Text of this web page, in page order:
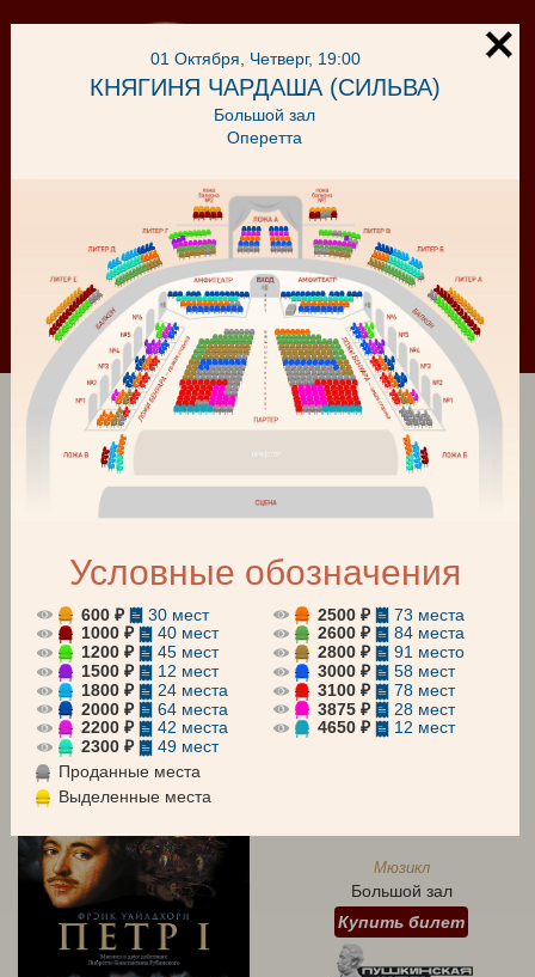
Корзина
АБОНЕМЕНТЫ Оперетта Мюзикл
Для детей Концерт
август 2026 сентябрь 2026 октябрь 2026
Мюзикл
Большой зал
Купить билет
01 Октября, Четверг, 19:00
КНЯГИНЯ ЧАРДАША (СИЛЬВА)
Большой зал
Оперетта
Условные обозначения
600 ₽
30 мест
1000 ₽
40 мест
1200 ₽
45 мест
1500 ₽
12 мест
1800 ₽
24 места
2000 ₽
64 места
2200 ₽
42 места
2300 ₽
49 мест
2500 ₽
73 места
2600 ₽
84 места
2800 ₽
91 место
3000 ₽
58 мест
3100 ₽
78 мест
3875 ₽
28 мест
4650 ₽
12 мест
Проданные места
Выделенные места